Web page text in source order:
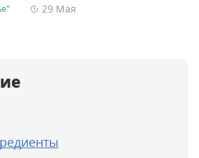
29 Мая